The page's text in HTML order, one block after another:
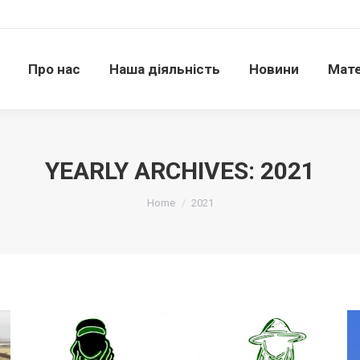
Про нас Наша діяльність Новини
YEARLY ARCHIVES: 2021
Home 2021
Про нас Наша діяльність Новини